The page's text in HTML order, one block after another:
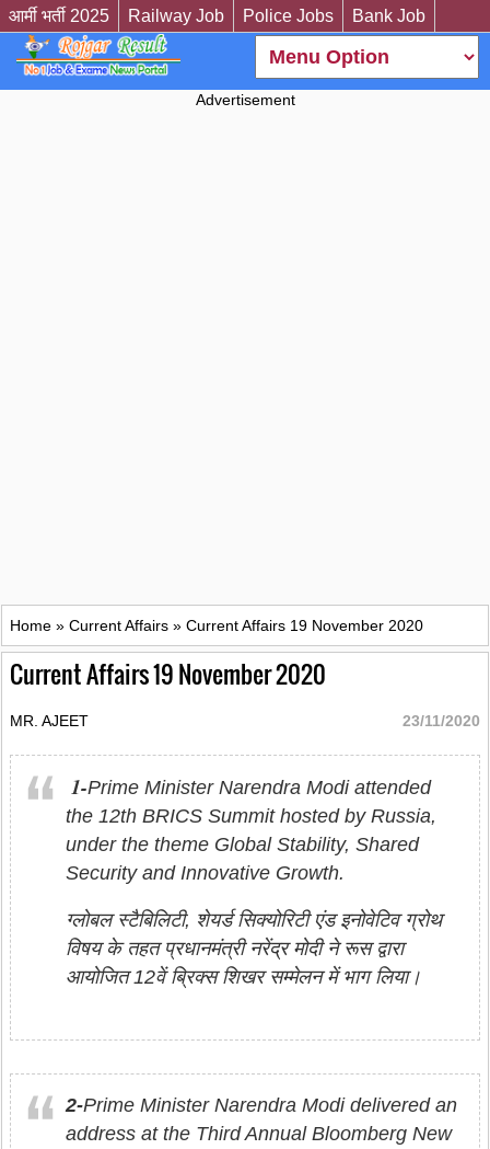
आर्मी भर्ती 2025 Railway Job Police Jobs Bank Job
Advertisement
Home » Current Affairs » Current Affairs 19 November 2020
Current Affairs 19 November 2020
MR. AJEET 23/11/2020
1-Prime Minister Narendra Modi attended
the 12th BRICS Summit hosted by Russia,
under the theme Global Stability, Shared
Security and Innovative Growth.
ग्लोबल स्टैबिलिटी, शेयर्ड सिक्योरिटी एंड इनोवेटिव ग्रोथ
विषय के तहत प्रधानमंत्री नरेंद्र मोदी ने रूस द्वारा
आयोजित 12वें ब्रिक्स शिखर सम्मेलन में भाग लिया।
2-Prime Minister Narendra Modi delivered an
address at the Third Annual Bloomberg New